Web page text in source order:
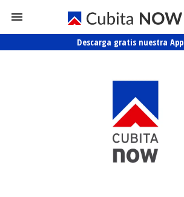
Descarga gratis nuestra App